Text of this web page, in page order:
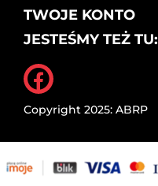
TWOJE KONTO
JESTEŚMY TEŻ TU:
Copyright 2025: ABRP